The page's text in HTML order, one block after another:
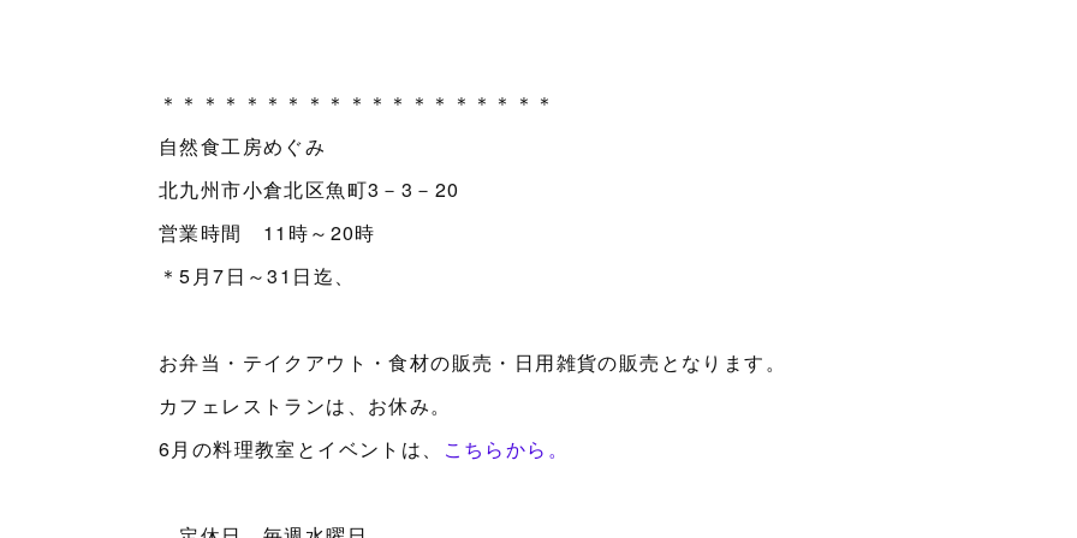
＊＊＊＊＊＊＊＊＊＊＊＊＊＊＊＊＊＊＊
自然食工房めぐみ
北九州市小倉北区魚町3－3－20
営業時間 11時～20時
＊5月7日～31日迄、
お弁当・テイクアウト・食材の販売・日用雑貨の販売となります。
カフェレストランは、お休み。
6月の料理教室とイベントは、
こちらから。